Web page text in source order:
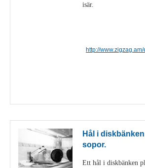
isär.
http://
Hål i
sopor.
Ett hål i diskbänken